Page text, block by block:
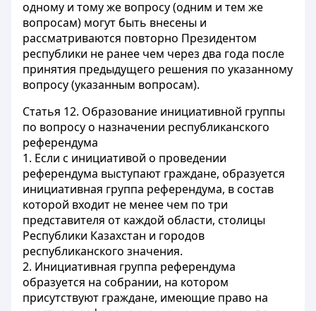
одному и тому же вопросу (одним и тем же
вопросам) могут быть внесены и
рассматриваются повторно Президентом
республики не ранее чем через два года после
принятия предыдущего решения по указанному
вопросу (указанным вопросам).
Статья 12. Образование инициативной группы
по вопросу о назначении республиканского
референдума
1. Если с инициативой о проведении
референдума выступают граждане, образуется
инициативная группа референдума, в состав
которой входит не менее чем по три
представителя от каждой области, столицы
Республики Казахстан и городов
республиканского значения.
2. Инициативная группа референдума
образуется на собрании, на котором
присутствуют граждане, имеющие право на